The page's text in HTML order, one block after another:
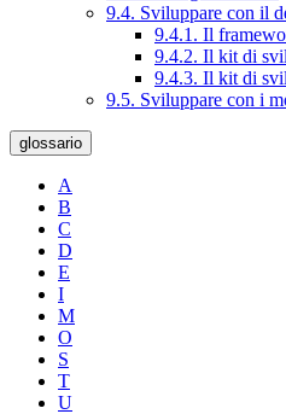
9.4. Sviluppare con il
9.4.1. Il
9.4.2. Il kit di
9.4.3. Il kit di
9.5. Sviluppare con i
glossario
A
B
C
D
E
I
M
O
S
T
U